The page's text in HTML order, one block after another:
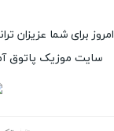
امروز برای شما عزیزان
سایت موزیک پاتوق